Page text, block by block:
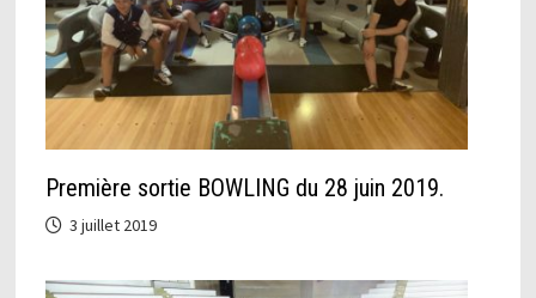
Première sortie BOWLING du 28 juin 2019.
3 juillet 2019